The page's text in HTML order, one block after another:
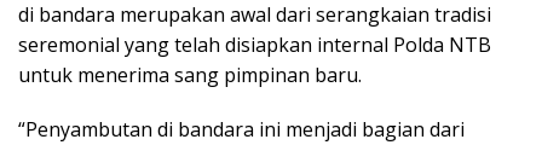
di bandara merupakan awal dari serangkaian tradisi
seremonial yang telah disiapkan internal Polda NTB
untuk menerima sang pimpinan baru.
“Penyambutan di bandara ini menjadi bagian dari